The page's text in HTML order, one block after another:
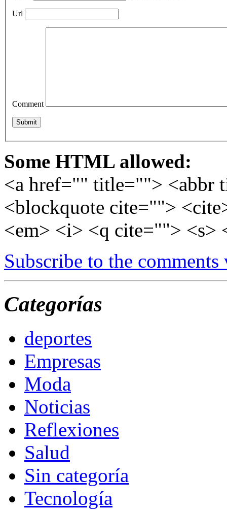
Url
Comment
Some HTML allowed:
<a href="" title=""> <abbr
<blockquote cite="">
<em> <i> <q cite=""> <s>
Subscribe to the comments
Categorías
deportes
Empresas
Moda
Noticias
Reflexiones
Salud
Sin categoría
Tecnología